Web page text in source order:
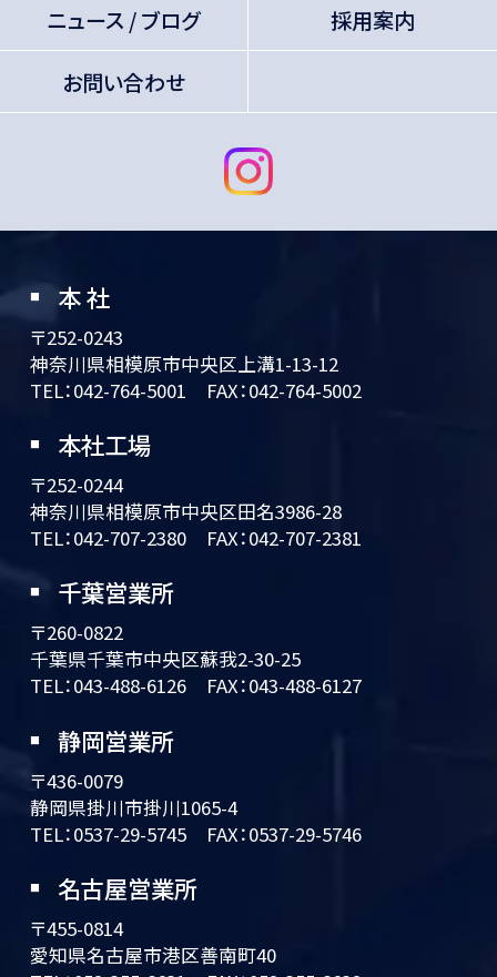
ニュース / ブログ 採用案内
お問い合わせ
本 社
〒252-0243
神奈川県相模原市中央区上溝1-13-12
TEL：042-764-5001 FAX：042-764-5002
本社工場
〒252-0244
神奈川県相模原市中央区田名3986-28
TEL：042-707-2380 FAX：042-707-2381
千葉営業所
〒260-0822
千葉県千葉市中央区蘇我2-30-25
TEL：043-488-6126 FAX：043-488-6127
静岡営業所
〒436-0079
静岡県掛川市掛川1065-4
TEL：0537-29-5745 FAX：0537-29-5746
名古屋営業所
〒455-0814
愛知県名古屋市港区善南町40